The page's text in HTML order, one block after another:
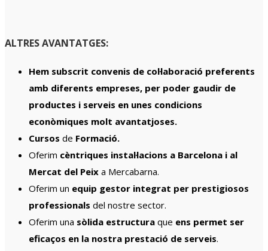
ALTRES AVANTATGES:
Hem subscrit convenis de col·laboració preferents
amb diferents empreses, per poder gaudir de
productes i serveis en unes condicions
econòmiques molt avantatjoses.
Cursos de Formació.
Oferim cèntriques instal·lacions a Barcelona i al
Mercat del Peix a Mercabarna.
Oferim un equip gestor integrat per prestigiosos
professionals del nostre sector.
Oferim una sòlida estructura que ens permet ser
eficaços en la nostra prestació de serveis.